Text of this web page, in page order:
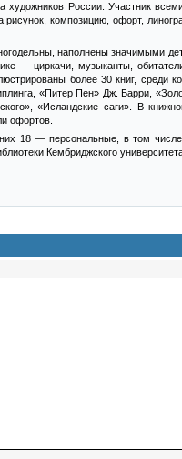
России. Участник
композицию, офорт,
наполнены значимыми
— циркачи, музыканты,
более 30 книг, среди
«Питер Пен» Дж. Барри,
«Исландские саги». В
офортов.
18 — персональные, в том
Кембриджского